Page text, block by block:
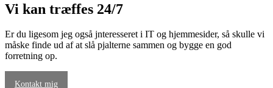
Vi kan træffes 24/7
Er du ligesom jeg også jnteresseret i IT og hjemmesider, så skulle vi
måske finde ud af at slå pjalterne sammen og bygge en god
forretning op.
Kontakt mig